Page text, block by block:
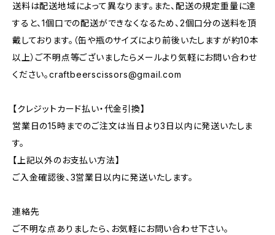
送料は配送地域によって異なります。また、配送の規定重量に達
すると、1個口での配送ができなくなるため、2個口分の送料を頂
戴しております。（缶や瓶のサイズにより前後いたしますが約10本
以上）ご不明点等ございましたらメールより気軽にお問い合わせ
ください。craftbeerscissors@gmail.com
【クレジットカード払い・代金引換】
営業日の15時までのご注文は当日より3日以内に発送いたしま
す。
【上記以外のお支払い方法】
ご入金確認後、3営業日以内に発送いたします。
連絡先
ご不明な点ありましたら、お気軽にお問い合わせ下さい。